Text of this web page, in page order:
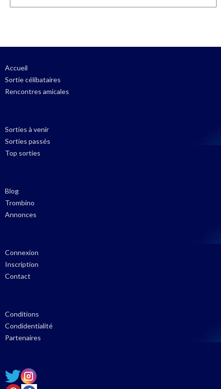
Accueil
Sortie célibataires
Rencontres amicales
Sorties à venir
Sorties passés
Top sorties
Blog
Trombino
Annonces
Connexion
Inscription
Contact
Conditions
Condidentialité
Partenaires